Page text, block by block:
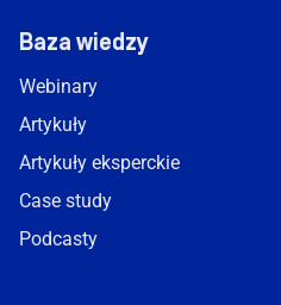
Baza wiedzy
Webinary
Artykuły
Artykuły eksperckie
Case study
Podcasty